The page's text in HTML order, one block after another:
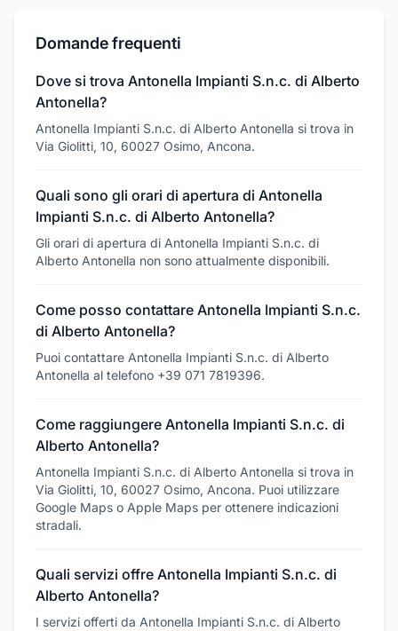
Domande frequenti
Dove si trova Antonella Impianti S.n.c. di Alberto
Antonella?
Antonella Impianti S.n.c. di Alberto Antonella si trova in
Via Giolitti, 10, 60027 Osimo, Ancona.
Quali sono gli orari di apertura di Antonella
Impianti S.n.c. di Alberto Antonella?
Gli orari di apertura di Antonella Impianti S.n.c. di
Alberto Antonella non sono attualmente disponibili.
Come posso contattare Antonella Impianti S.n.c.
di Alberto Antonella?
Puoi contattare Antonella Impianti S.n.c. di Alberto
Antonella al telefono +39 071 7819396.
Come raggiungere Antonella Impianti S.n.c. di
Alberto Antonella?
Antonella Impianti S.n.c. di Alberto Antonella si trova in
Via Giolitti, 10, 60027 Osimo, Ancona. Puoi utilizzare
Google Maps o Apple Maps per ottenere indicazioni
stradali.
Quali servizi offre Antonella Impianti S.n.c. di
Alberto Antonella?
I servizi offerti da Antonella Impianti S.n.c. di Alberto